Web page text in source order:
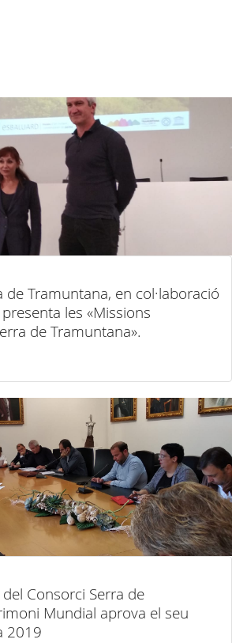
de Tramuntana, en col·laboració
les «Missions
de Tramuntana».
Consorci Serra de
Mundial aprova el seu
2019